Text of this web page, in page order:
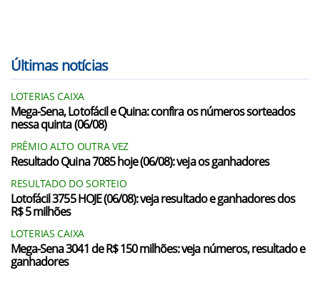
Últimas notícias
LOTERIAS CAIXA
Mega-Sena, Lotofácil e Quina: confira os números sorteados
nessa quinta (06/08)
PRÊMIO ALTO OUTRA VEZ
Resultado Quina 7085 hoje (06/08): veja os ganhadores
RESULTADO DO SORTEIO
Lotofácil 3755 HOJE (06/08): veja resultado e ganhadores dos
R$ 5 milhões
LOTERIAS CAIXA
Mega-Sena 3041 de R$ 150 milhões: veja números, resultado e
ganhadores